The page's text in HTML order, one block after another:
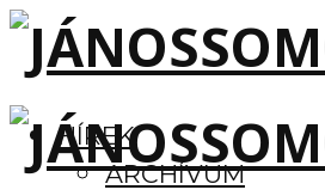
HÍREK
ARCHÍVUM